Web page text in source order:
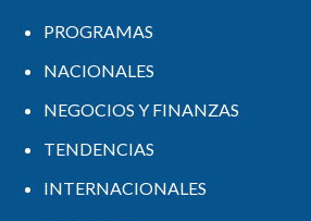
PROGRAMAS
NACIONALES
NEGOCIOS Y FINANZAS
TENDENCIAS
INTERNACIONALES